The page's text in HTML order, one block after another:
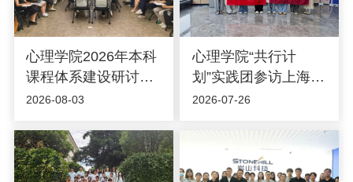
心理学院2026年本科
课程体系建设研讨会
顺利召开
2026-08-03
心理学院“共行计
划”实践团参访上海交
大云南（大理）研究
2026-07-26